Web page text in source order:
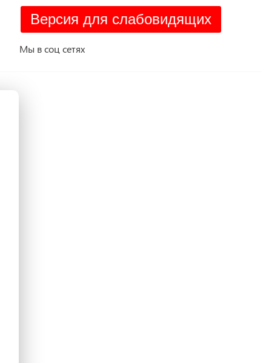
Версия для слабовидящих
Мы в соц сетях